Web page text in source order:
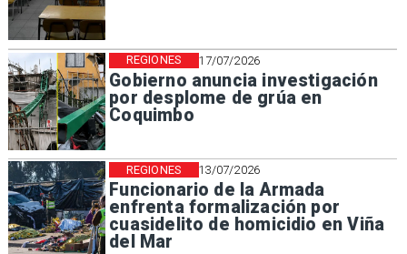
17/07/2026
Gobierno anuncia investigación
por desplome de grúa en
Coquimbo
REGIONES
13/07/2026
Funcionario de la Armada
enfrenta formalización por
cuasidelito de homicidio en Viña
del Mar
REGIONES